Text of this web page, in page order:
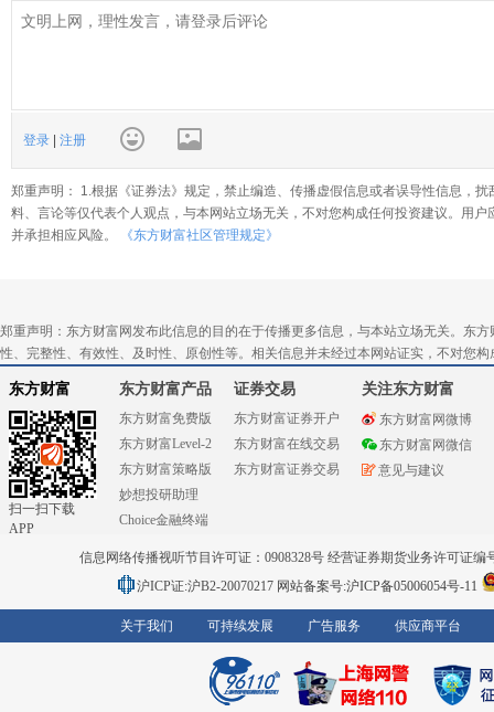
登录 注册
郑重声明： 1.根据《证券法》规定，禁止编造、传播虚假信息或者误导性信息，
料、言论等仅代表个人观点，与本网站立场无关，不对您构成任何投资建议。用
并承担相应风险。
《东方财富社区管理规定》
郑重声明：东方财富网发布此信息的目的在于传播更多信息，与本站立场无关。东
性、完整性、有效性、及时性、原创性等。相关信息并未经过本网站证实，不对您
东方财富
扫一扫下载
APP
东方财富产品
东方财富免费版
东方财富Level-2
东方财富策略版
妙想投研助理
Choice金融终端
证券交易
东方财富证券开户
东方财富在线交易
东方财富证券交易
关注东方财富
东方财富网微博
东方财富网微信
意见与建议
信息网络传播视听节目许可证：0908328号 经营证券期货业务许可证编
沪ICP证:沪B2-20070217 网站备案号:沪ICP备05006054号-11
关于我们 可持续发展 广告服务 供应商平台